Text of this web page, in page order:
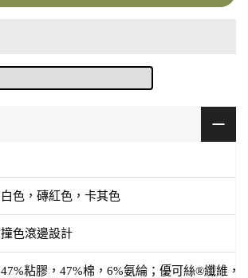
白色，磚紅色，卡其色
撞色滾邊設計
47%粘膠，47%棉，6%氨綸；優可絲®纖維，